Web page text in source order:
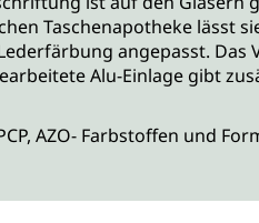
Taschenapotheke lässt
angepasst.
Alu-Einlage gibt
AZO- Farbstoffen und